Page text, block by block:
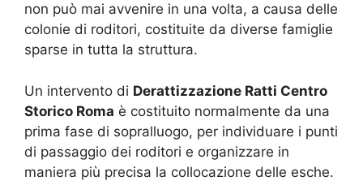
non può mai avvenire in una volta, a causa delle
colonie di roditori, costituite da diverse famiglie
sparse in tutta la struttura.
Un intervento di Derattizzazione Ratti Centro
Storico Roma è costituito normalmente da una
prima fase di sopralluogo, per individuare i punti
di passaggio dei roditori e organizzare in
maniera più precisa la collocazione delle esche.